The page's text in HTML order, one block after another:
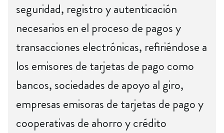
seguridad, registro y autenticación
necesarios en el proceso de pagos y
transacciones electrónicas, refiriéndose a
los emisores de tarjetas de pago como
bancos, sociedades de apoyo al giro,
empresas emisoras de tarjetas de pago y
cooperativas de ahorro y crédito